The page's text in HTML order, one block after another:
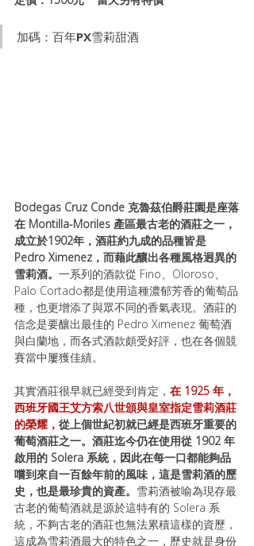
加碼：百年PX雪莉甜酒
Bodegas Cruz Conde 克魯茲伯爵莊園是座落
在 Montilla-Moriles 產區最古老的酒莊之一，
成立於1902年，酒莊約九成的品種皆是
Pedro Ximenez，而藉此釀出各種風格迥異的
雪莉酒。 一系列的酒款從 Fino、Oloroso、
Palo Cortado都是使用這種濃郁芳香的葡萄品
種，也更增添了與眾不同的香氣表現。酒莊的
信念是要釀出最佳的 Pedro Ximenez 葡萄酒
與白蘭地，而各式酒款頗受好評，也在各個競
賽當中屢獲佳績。
其實酒莊很早就已經受到肯定， 在 1925 年，
西班牙國王艾方索八世頒與皇室指定雪莉酒莊
的榮耀， 從上個世紀初就已經是西班牙重要的
葡萄酒莊之一。酒莊迄今仍在使用從 1902 年
啟用的 Solera 系統，因此在每一口都能夠品
嚐到來自一百餘年前的風味，這是雪莉酒的歷
史，也是最珍貴的資產。 雪莉酒被喻為現存最
古老的葡萄酒就是源於這特有的 Solera 系
統，不夠古老的酒莊也無法累積這樣的資歷，
這成為雪莉酒最大的特色之一，歷史就是身份